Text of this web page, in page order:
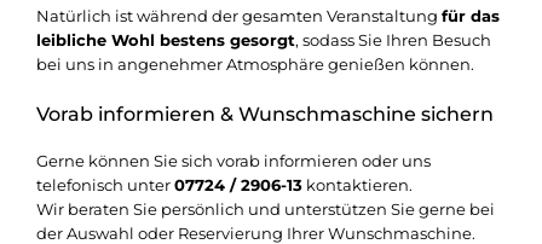
Natürlich ist während der gesamten Veranstaltung für das
leibliche Wohl bestens gesorgt, sodass Sie Ihren Besuch
bei uns in angenehmer Atmosphäre genießen können.
Vorab informieren & Wunschmaschine sichern
Gerne können Sie sich vorab informieren oder uns
telefonisch unter07724 / 2906-13 kontaktieren.
Wir beraten Sie persönlich und unterstützen Sie gerne bei
der Auswahl oder Reservierung Ihrer Wunschmaschine.